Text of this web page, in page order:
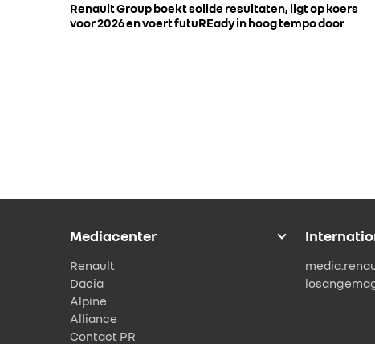
Renault Group boekt solide resultaten, ligt op koers
voor 2026 en voert futuREady in hoog tempo door
Mediacenter
Renault
Dacia
Alpine
Alliance
Contact PR